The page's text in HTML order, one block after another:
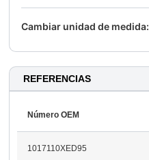
Cambiar unidad de medida:
REFERENCIAS
Número OEM
1017110XED95